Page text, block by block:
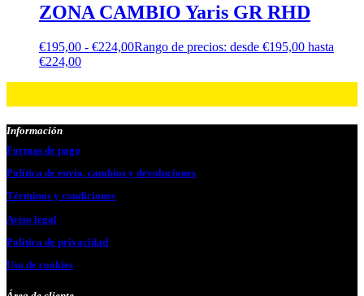
ZONA CAMBIO Yaris GR RHD
€195,00 - €224,00Rango de precios: desde €195,00 hasta
€224,00
Información
Formas de pago
Política de envío, cambios y devoluciones
Términos y condiciones
Aviso legal
Política de privacidad
Uso de cookies